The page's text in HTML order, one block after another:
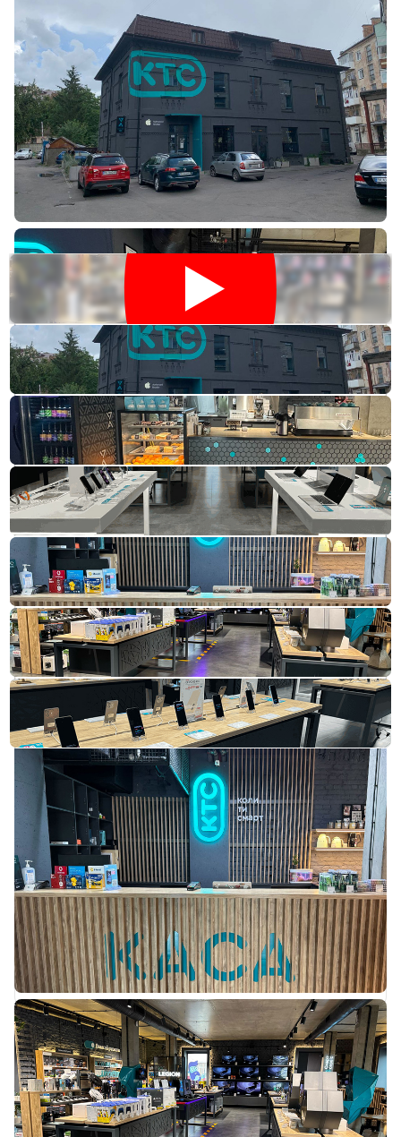
Магазин «КТС»
Рівне, вул. Соборна, 57
Графік роботи:
Пн - Нд: з 09:00 до 20:00
Магазин «КТС»
Рівне, вул. Соборна, 108а
Графік роботи:
Пн - Нд: з 09:00 до 20:00
Магазин «КТС»
Рівне, вул. Соборна, 1
Графік роботи:
Пн - Нд: з 09:00 до 20:00